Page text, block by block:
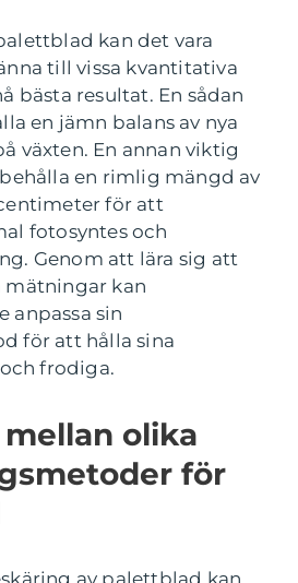
kan det vara
till vissa kvantitativa
bästa resultat. En sådan
en jämn balans av nya
växten. En annan viktig
en rimlig mängd av
för att
fotosyntes och
Genom att lära sig att
mätningar kan
anpassa sin
för att hålla sina
frodiga.
olika
för
av palettblad kan